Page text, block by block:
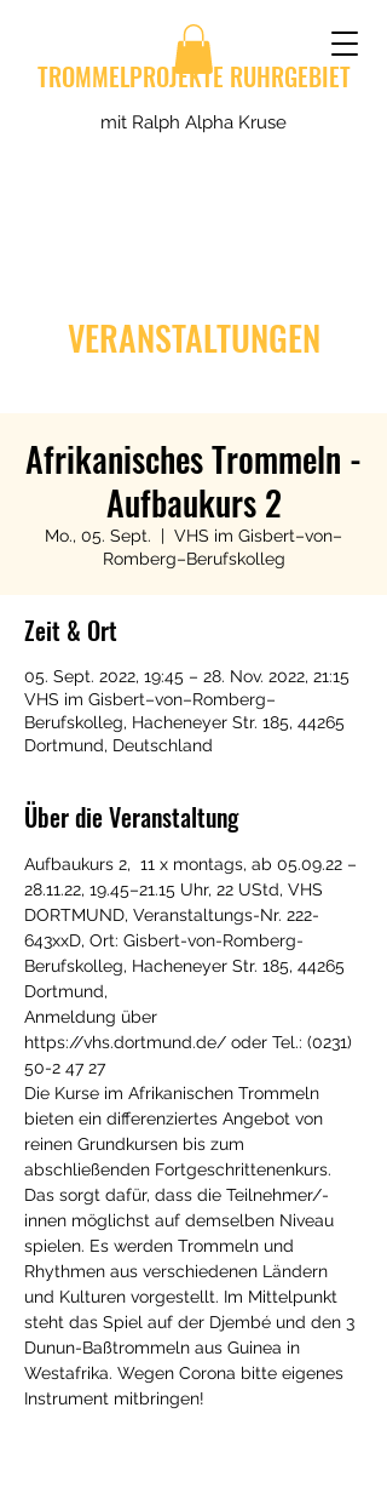
TROMMELPROJEKTE RUHRGEBIET
mit Ralph Alpha Kruse
VERANSTALTUNGEN
Afrikanisches Trommeln -
Aufbaukurs 2
Mo., 05. Sept.
  |
VHS im Gisbert–von–
Romberg–Berufskolleg
Zeit & Ort
05. Sept. 2022, 19:45 – 28. Nov. 2022, 21:15
VHS im Gisbert–von–Romberg–
Berufskolleg, Hacheneyer Str. 185, 44265
Dortmund, Deutschland
Über die Veranstaltung
Aufbaukurs 2,  11 x montags, ab 05.09.22 –
28.11.22, 19.45–21.15 Uhr, 22 UStd, VHS
DORTMUND, Veranstaltungs-Nr. 222-
643xxD, Ort: Gisbert-von-Romberg-
Berufskolleg, Hacheneyer Str. 185, 44265
Dortmund,
Anmeldung über
https://vhs.dortmund.de/ oder Tel.: (0231)
50-2 47 27
Die Kurse im Afrikanischen Trommeln
bieten ein differenziertes Angebot von
reinen Grundkursen bis zum
abschließenden Fortgeschrittenenkurs.
Das sorgt dafür, dass die Teilnehmer/-
innen möglichst auf demselben Niveau
spielen. Es werden Trommeln und
Rhythmen aus verschiedenen Ländern
und Kulturen vorgestellt. Im Mittelpunkt
steht das Spiel auf der Djembé und den 3
Dunun-Baßtrommeln aus Guinea in
Westafrika. Wegen Corona bitte eigenes
Instrument mitbringen!